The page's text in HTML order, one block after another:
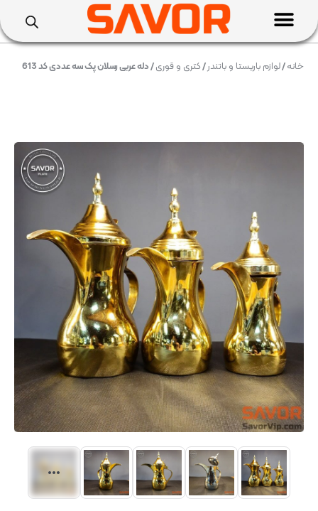
خانه/لوازم باریستا و باتندر/کتری و قوری/ دله عربی رسلان پک سه عددی کد 613